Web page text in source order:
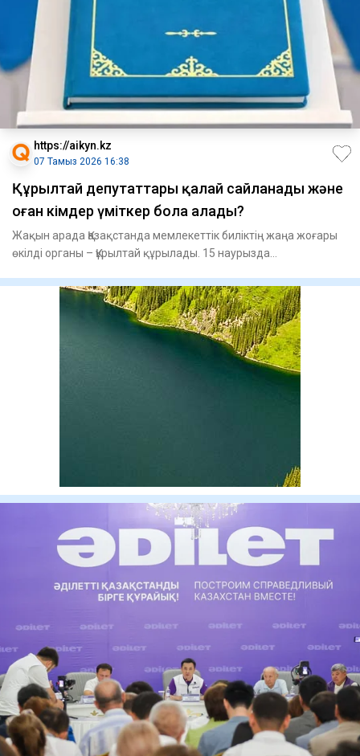
https://aikyn.kz
07 Тамыз 2026 16:38
Құрылтай депутаттары қалай сайланады және
оған кімдер үміткер бола алады?
Жақын арада Қазақстанда мемлекеттік биліктің жаңа жоғары
өкілді органы – Құрылтай құрылады. 15 наурызда